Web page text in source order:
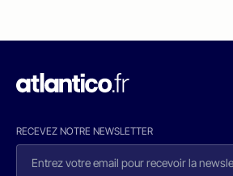
RECEVEZ NOTRE NEWSLETTER